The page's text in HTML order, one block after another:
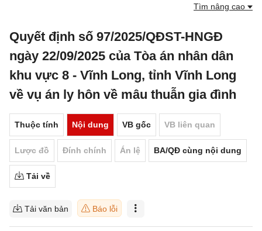
Tìm nâng cao
Quyết định số 97/2025/QĐST-HNGĐ
ngày 22/09/2025 của Tòa án nhân dân
khu vực 8 - Vĩnh Long, tỉnh Vĩnh Long
về vụ án ly hôn về mâu thuẫn gia đình
Thuộc tính Nội dung VB gốc VB liên quan
Lược đồ Đính chính Án lệ BA/QĐ cùng nội dung
Tải về
Tải văn bản Báo lỗi